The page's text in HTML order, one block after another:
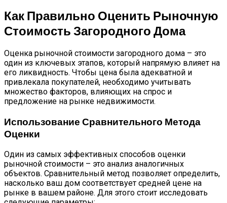
Как Правильно Оценить Рыночную
Стоимость Загородного Дома
Оценка рыночной стоимости загородного дома – это
один из ключевых этапов, который напрямую влияет на
его ликвидность. Чтобы цена была адекватной и
привлекала покупателей, необходимо учитывать
множество факторов, влияющих на спрос и
предложение на рынке недвижимости.
Использование Сравнительного Метода
Оценки
Один из самых эффективных способов оценки
рыночной стоимости – это анализ аналогичных
объектов. Сравнительный метод позволяет определить,
насколько ваш дом соответствует средней цене на
рынке в вашем районе. Для этого стоит исследовать